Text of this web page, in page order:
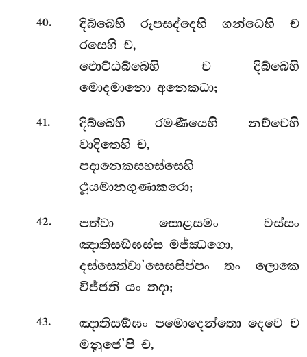
40.
දිබ්බෙහි රූපසද්දෙහි ගන්ධෙහි ච
රසෙහි ච,
ඵොට්ඨබ්බෙහි ච දිබ්බෙහි
මොදමානො අනෙකධා;
41.
දිබ්බෙහි රමණීයෙහි නච්චෙහි
වාදිතෙහි ච,
පදානෙකසහස්සෙහි
ථූයමානගුණාකරො;
42.
පත්වා සොළසමං වස්සං
ඤාතිසඞ්ඝස්ස මජ්ඣගො,
දස්සෙත්වා’සෙසසිප්පං තං ලොකෙ
විජ්ජති යං තදා;
43.
ඤාතිසඞ්ඝං පමොදෙන්තො දෙවෙ ච
මනුජෙ’පි ච,